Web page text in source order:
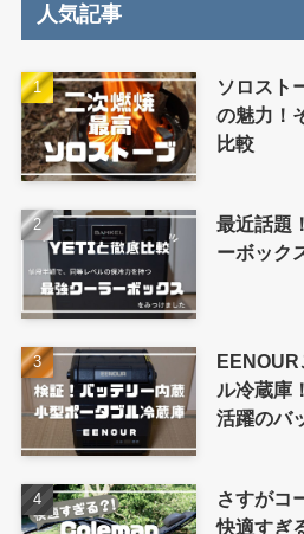
人気記事
ソロスト
の魅力！
比較
最近話題
ーボック
EENOUR
ル冷蔵庫
活躍のバ
さすがコ
快適すぎ